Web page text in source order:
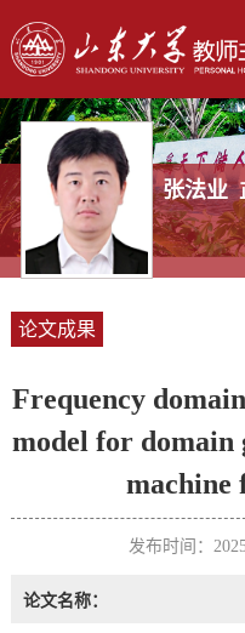
张法业
论文成果
Frequency
model for domain
machine
发布时间：
论文名称：